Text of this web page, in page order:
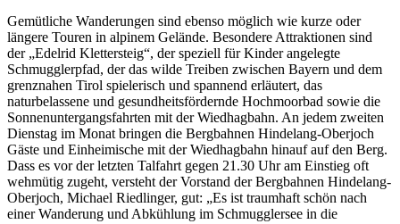
Gemütliche Wanderungen sind ebenso möglich wie kurze oder
längere Touren in alpinem Gelände. Besondere Attraktionen sind
der „Edelrid Klettersteig“, der speziell für Kinder angelegte
Schmugglerpfad, der das wilde Treiben zwischen Bayern und dem
grenznahen Tirol spielerisch und spannend erläutert, das
naturbelassene und gesundheitsfördernde Hochmoorbad sowie die
Sonnenuntergangsfahrten mit der Wiedhagbahn. An jedem zweiten
Dienstag im Monat bringen die Bergbahnen Hindelang-Oberjoch
Gäste und Einheimische mit der Wiedhagbahn hinauf auf den Berg.
Dass es vor der letzten Talfahrt gegen 21.30 Uhr am Einstieg oft
wehmütig zugeht, versteht der Vorstand der Bergbahnen Hindelang-
Oberjoch, Michael Riedlinger, gut: „Es ist traumhaft schön nach
einer Wanderung und Abkühlung im Schmugglersee in die